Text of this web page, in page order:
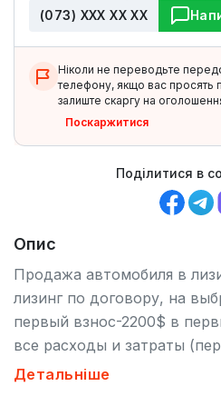
(073) ХХХ ХХ ХХ
Ніколи не переводьте
телефону, якщо вас просять
залиште скаргу на
Поскаржитися
Поділитися в
Опис
Продажа автомобиля в
лизинг по договору, на
первый взнос-2200$ в
все расходы и затраты
автомобиля в мрео,
Детальніше